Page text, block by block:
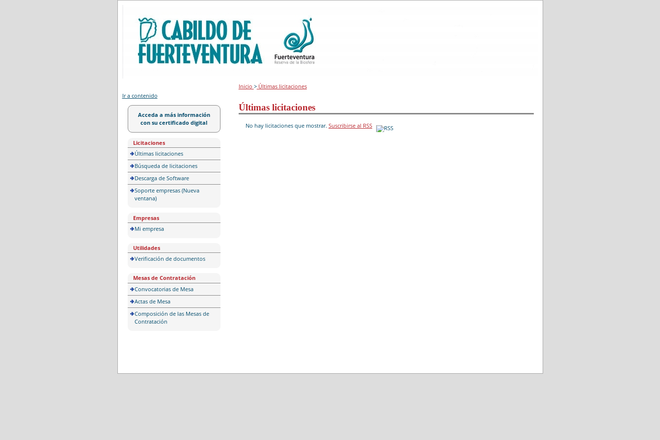
Ir a contenido
Acceda a más información
con su certificado digital
Licitaciones
Últimas licitaciones
Búsqueda de licitaciones
Descarga de Software
Soporte empresas (Nueva
ventana)
Empresas
Mi empresa
Utilidades
Verificación de documentos
Mesas de Contratación
Convocatorias de Mesa
Actas de Mesa
Composición de las Mesas de
Contratación
Inicio >Últimas licitaciones
Últimas licitaciones
No hay licitaciones que mostrar. Suscribirse al RSS